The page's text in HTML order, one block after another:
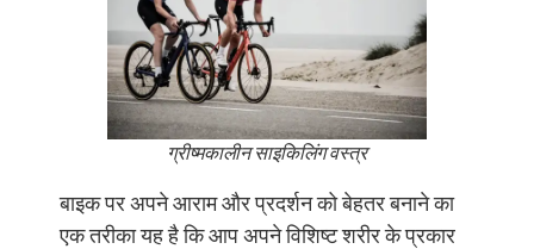
ग्रीष्मकालीन साइकिलिंग वस्त्र
बाइक पर अपने आराम और प्रदर्शन को बेहतर बनाने का
एक तरीका यह है कि आप अपने विशिष्ट शरीर के प्रकार